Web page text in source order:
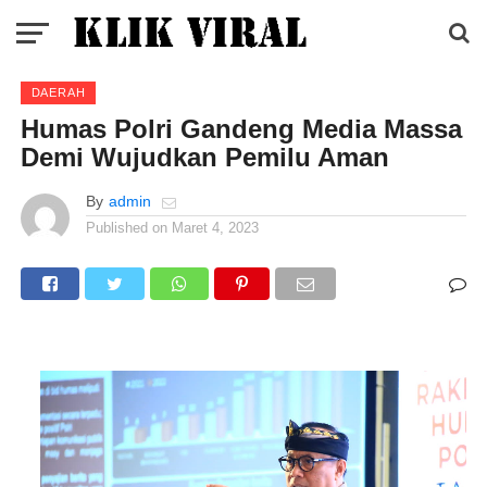
DAERAH
Humas Polri Gandeng Media Massa
Demi Wujudkan Pemilu Aman
By admin
Published on Maret 4, 2023